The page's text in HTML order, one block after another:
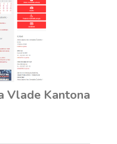
Vlade Kantona